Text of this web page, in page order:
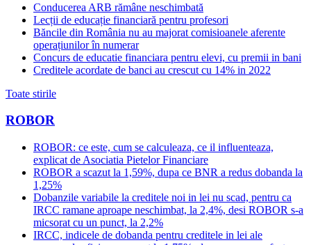
Conducerea ARB rămâne neschimbată
Lecții de educație financiară pentru profesori
Băncile din România nu au majorat comisioanele aferente
operațiunilor în numerar
Concurs de educatie financiara pentru elevi, cu premii in bani
Creditele acordate de banci au crescut cu 14% in 2022
Toate stirile
ROBOR
ROBOR: ce este, cum se calculeaza, ce il influenteaza,
explicat de Asociatia Pietelor Financiare
ROBOR a scazut la 1,59%, dupa ce BNR a redus dobanda la
1,25%
Dobanzile variabile la creditele noi in lei nu scad, pentru ca
IRCC ramane aproape neschimbat, la 2,4%, desi ROBOR s-a
micsorat cu un punct, la 2,2%
IRCC, indicele de dobanda pentru creditele in lei ale